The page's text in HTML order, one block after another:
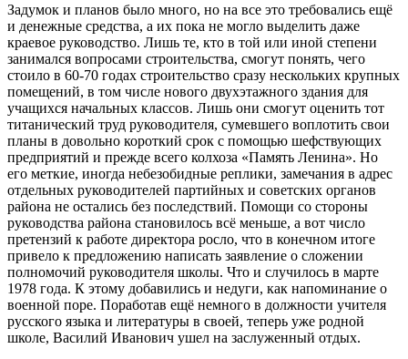
Задумок и планов было много, но на все это требовались ещё
и денежные средства, а их пока не могло выделить даже
краевое руководство. Лишь те, кто в той или иной степени
занимался вопросами строительства, смогут понять, чего
стоило в 60-70 годах строительство сразу нескольких крупных
помещений, в том числе нового двухэтажного здания для
учащихся начальных классов. Лишь они смогут оценить тот
титанический труд руководителя, сумевшего воплотить свои
планы в довольно короткий срок с помощью шефствующих
предприятий и прежде всего колхоза «Память Ленина». Но
его меткие, иногда небезобидные реплики, замечания в адрес
отдельных руководителей партийных и советских органов
района не остались без последствий. Помощи со стороны
руководства района становилось всё меньше, а вот число
претензий к работе директора росло, что в конечном итоге
привело к предложению написать заявление о сложении
полномочий руководителя школы. Что и случилось в марте
1978 года. К этому добавились и недуги, как напоминание о
военной поре. Поработав ещё немного в должности учителя
русского языка и литературы в своей, теперь уже родной
школе, Василий Иванович ушел на заслуженный отдых.